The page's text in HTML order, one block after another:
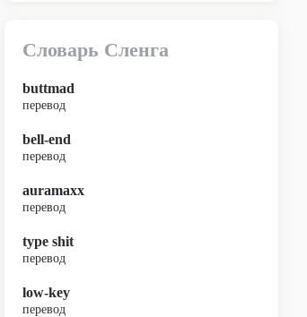
Словарь Сленга
buttmad
перевод
bell-end
перевод
auramaxx
перевод
type shit
перевод
low-key
перевод